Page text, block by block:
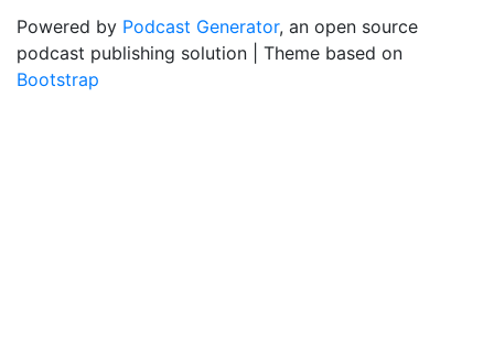
Powered by Podcast Generator, an open source
podcast publishing solution | Theme based on
Bootstrap